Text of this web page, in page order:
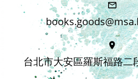
台北市大安區羅斯福路二